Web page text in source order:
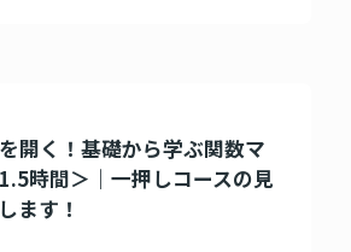
開く！基礎から学ぶ関数マ
時間＞｜一押しコースの見
ます！